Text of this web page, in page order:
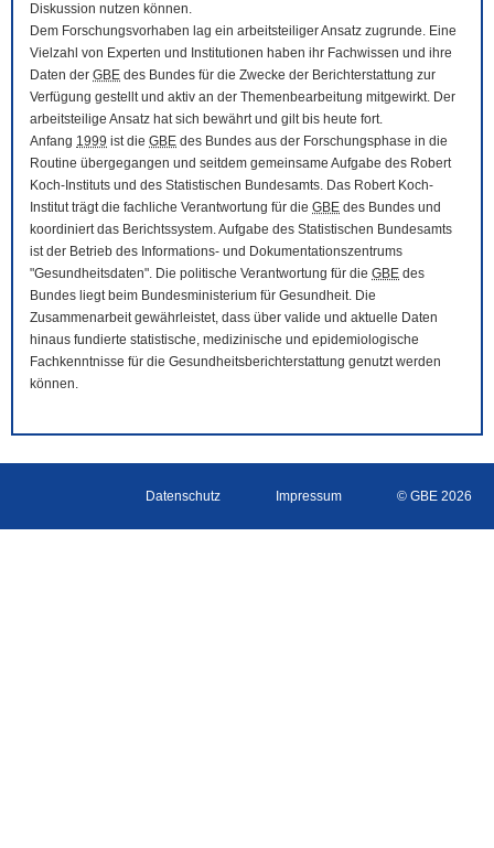
Diskussion nutzen können.
Dem Forschungsvorhaben lag ein arbeitsteiliger Ansatz zugrunde. Eine
Vielzahl von Experten und Institutionen haben ihr Fachwissen und ihre
Daten der GBE des Bundes für die Zwecke der Berichterstattung zur
Verfügung gestellt und aktiv an der Themenbearbeitung mitgewirkt. Der
arbeitsteilige Ansatz hat sich bewährt und gilt bis heute fort.
Anfang 1999 ist die GBE des Bundes aus der Forschungsphase in die
Routine übergegangen und seitdem gemeinsame Aufgabe des Robert
Koch-Instituts und des Statistischen Bundesamts. Das Robert Koch-
Institut trägt die fachliche Verantwortung für die GBE des Bundes und
koordiniert das Berichtssystem. Aufgabe des Statistischen Bundesamts
ist der Betrieb des Informations- und Dokumentationszentrums
"Gesundheitsdaten". Die politische Verantwortung für die GBE des
Bundes liegt beim Bundesministerium für Gesundheit. Die
Zusammenarbeit gewährleistet, dass über valide und aktuelle Daten
hinaus fundierte statistische, medizinische und epidemiologische
Fachkenntnisse für die Gesundheitsberichterstattung genutzt werden
können.
Datenschutz Impressum © GBE 2026